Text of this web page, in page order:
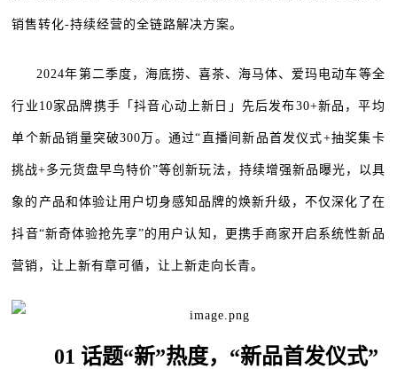
销售转化-持续经营的全链路解决方案。
2024年第二季度，海底捞、喜茶、海马体、爱玛电动车等全
行业10家品牌携手「抖音心动上新日」先后发布30+新品，平均
单个新品销量突破300万。通过“直播间新品首发仪式+抽奖集卡
挑战+多元货盘早鸟特价”等创新玩法，持续增强新品曝光，以具
象的产品和体验让用户切身感知品牌的焕新升级，不仅深化了在
抖音“新奇体验抢先享”的用户认知，更携手商家开启系统性新品
营销，让上新有章可循，让上新走向长青。
01 话题“新”热度，“新品首发仪式”